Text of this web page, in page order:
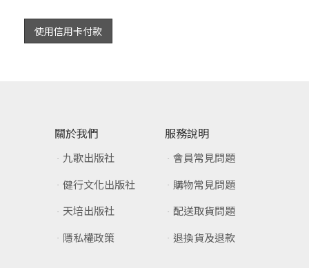
使用信用卡付款
關於我們
九歌出版社
健行文化出版社
天培出版社
隱私權政策
服務說明
會員常見問題
購物常見問題
配送取貨問題
退換貨及退款